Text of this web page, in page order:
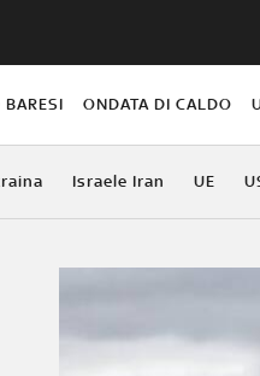
ONDATA DI CALDO
Israele Iran UE